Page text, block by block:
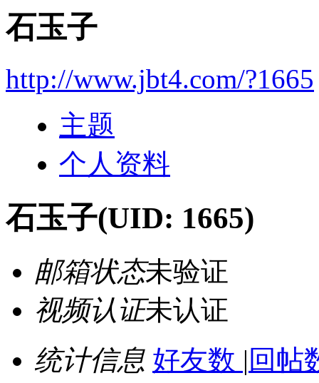
石玉子
http://www.jbt4.com/?1665
主题
个人资料
石玉子(UID: 1665)
邮箱状态未验证
视频认证未认证
统计信息 好友数 | 回帖